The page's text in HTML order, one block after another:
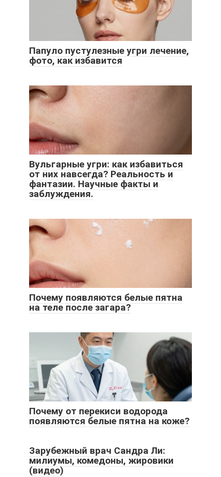
Папуло пустулезные угри лечение,
фото, как избавится
Вульгарные угри: как избавиться
от них навсегда? Реальность и
фантазии. Научные факты и
заблуждения.
Почему появляются белые пятна
на теле после загара?
Почему от перекиси водорода
появляются белые пятна на коже?
Зарубежный врач Сандра Ли:
милиумы, комедоны, жировики
(видео)